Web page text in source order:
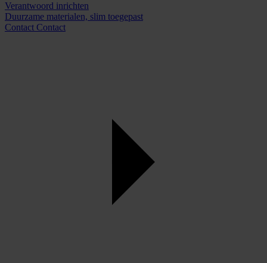
Verantwoord inrichten
Duurzame materialen, slim toegepast
Contact Contact